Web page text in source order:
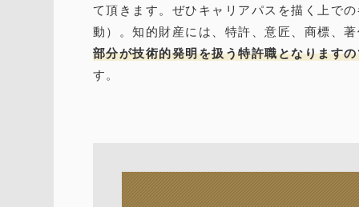
て頂きます。ぜひキャリアパスを描く上で
動）。知的財産には、特許、意匠、商標、
部分が技術的発明を扱う特許職となります
す。